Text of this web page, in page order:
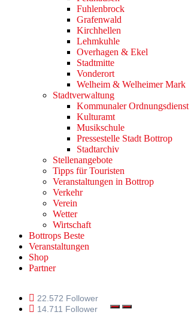
Fuhlenbrock
Grafenwald
Kirchhellen
Lehmkuhle
Overhagen & Ekel
Stadtmitte
Vonderort
Welheim & Welheimer Mark
Stadtverwaltung
Kommunaler Ordnungsdienst
Kulturamt
Musikschule
Pressestelle Stadt Bottrop
Stadtarchiv
Stellenangebote
Tipps für Touristen
Veranstaltungen in Bottrop
Verkehr
Verein
Wetter
Wirtschaft
Bottrops Beste
Veranstaltungen
Shop
Partner
22.572 Follower
14.711 Follower